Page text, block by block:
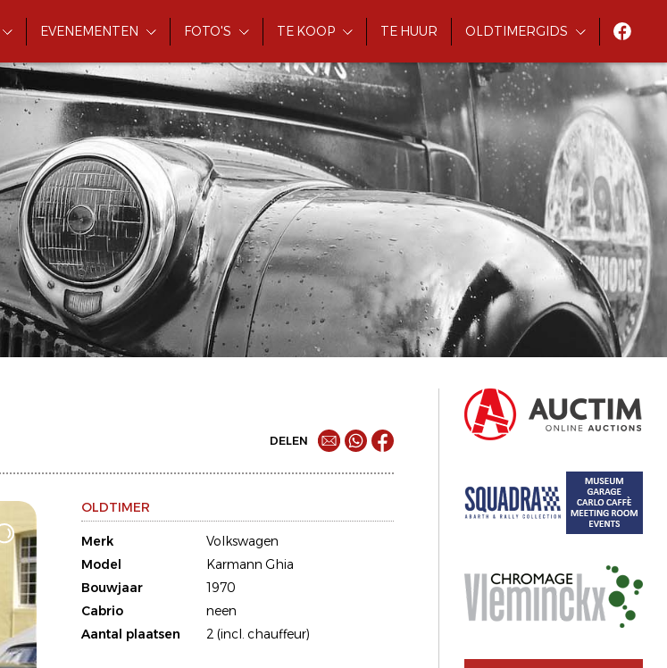
EVENEMENTEN FOTO'S TE KOOP TE HUUR OLDTIMERGIDS
DELEN
OLDTIMER
Merk
Volkswagen
Model
Karmann Ghia
Bouwjaar
1970
Cabrio
neen
Aantal plaatsen
2 (incl. chauffeur)